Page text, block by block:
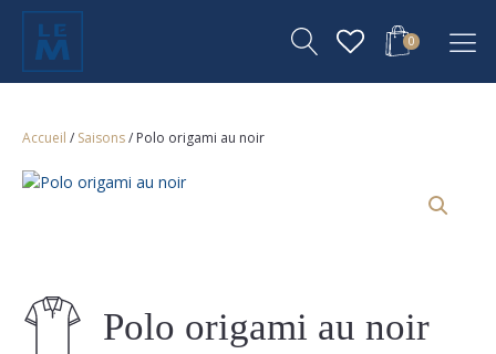
0
Accueil / Saisons/ Polo origami au noir
Polo origami au noir